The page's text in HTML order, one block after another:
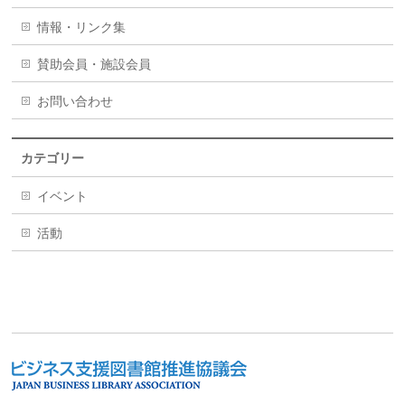
情報・リンク集
賛助会員・施設会員
お問い合わせ
カテゴリー
イベント
活動